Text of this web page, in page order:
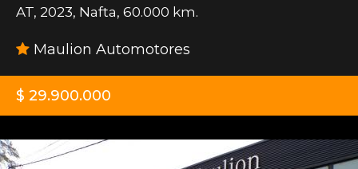
AT, 2023, Nafta, 60.000 km.
Maulion Automotores
$ 29.900.000